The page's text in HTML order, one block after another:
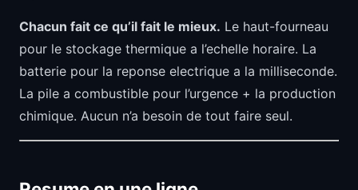
Chacun fait ce qu’il fait le mieux. Le haut-fourneau
pour le stockage thermique a l’echelle horaire. La
batterie pour la reponse electrique a la milliseconde.
La pile a combustible pour l’urgence + la production
chimique. Aucun n’a besoin de tout faire seul.